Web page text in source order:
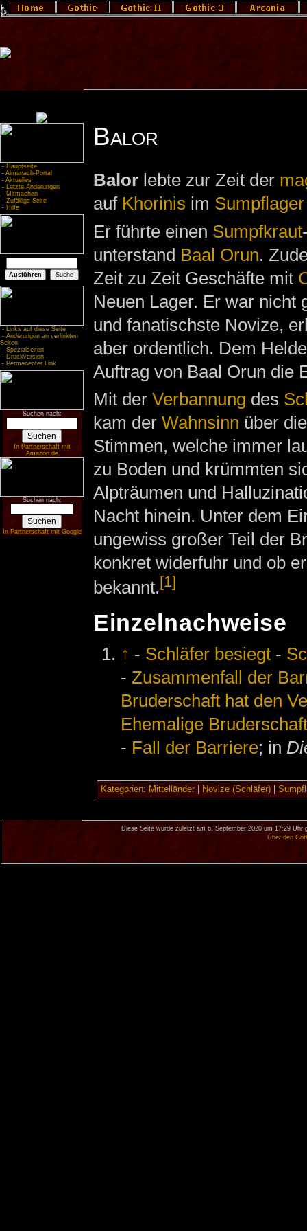
- Hauptseite
- Almanach-Portal
- Aktuelles
- Letzte Änderungen
- Mitmachen
- Zufällige Seite
- Hilfe
- Links auf diese Seite
- Änderungen an verlinkten
Seiten
- Spezialseiten
- Druckversion
- Permanenter Link
Suchen nach:
In Partnerschaft mit
Amazon.de
Suchen nach:
In Partnerschaft mit Google
Balor
Balorlebte zur Zeit der
auf Khorinis im Sumpflager
Er führte einen Sumpfkraut
unterstand Baal Orun.
Zeit zu Zeit Geschäfte mit
Neuen Lager. Er war nicht
und fanatischste Novize,
aber ordentlich. Dem
Auftrag von Baal Orun die
Mit der Verbannung des
kam der Wahnsinn über
Stimmen, welche immer
zu Boden und krümmten
Alpträumen und
Nacht hinein. Unter dem
ungewiss großer Teil der
konkret widerfuhr und ob
bekannt.[1]
Einzelnachweise
↑ - Schläfer besiegt -
-Zusammenfall der
Bruderschaft hat den
Ehemalige
- Fall der Barriere; in
Kategorien: Mittelländer| Novize (Schläfer)|
Diese Seite wurde zuletzt am 6. September 2020 um 17:29 Uhr
Über den